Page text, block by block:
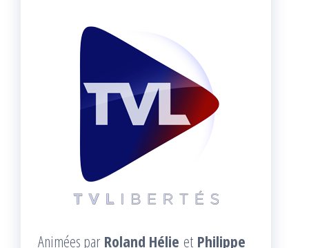
Animées par Roland Hélie et Philippe